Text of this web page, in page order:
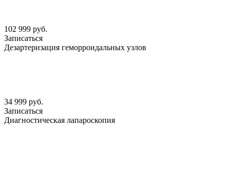
102 999 руб.
Записаться
Дезартеризация геморроидальных узлов
34 999 руб.
Записаться
Диагностическая лапароскопия